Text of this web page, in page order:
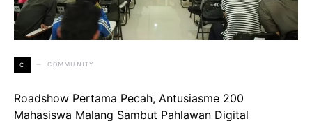
C COMMUNITY
Roadshow Pertama Pecah, Antusiasme 200
Mahasiswa Malang Sambut Pahlawan Digital